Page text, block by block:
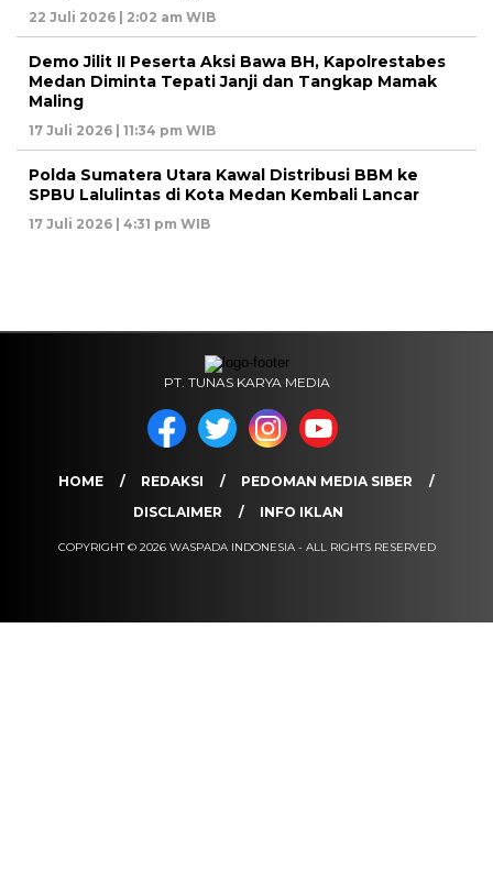
22 Juli 2026 | 2:02 am WIB
Demo Jilit II Peserta Aksi Bawa BH, Kapolrestabes
Medan Diminta Tepati Janji dan Tangkap Mamak
Maling
17 Juli 2026 | 11:34 pm WIB
Polda Sumatera Utara Kawal Distribusi BBM ke
SPBU Lalulintas di Kota Medan Kembali Lancar
17 Juli 2026 | 4:31 pm WIB
PT. TUNAS KARYA MEDIA
HOME REDAKSI
PEDOMAN MEDIA SIBER
DISCLAIMER
INFO IKLAN
COPYRIGHT © 2026 WASPADA INDONESIA - ALL RIGHTS RESERVED